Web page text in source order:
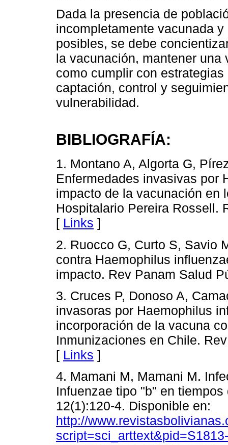
Dada la presencia de
incompletamente vacunada
posibles, se debe
la vacunación, mantener
como cumplir con
captación, control y
vulnerabilidad.
BIBLIOGRAFÍA:
1. Montano A, Algorta G,
Enfermedades invasivas por
impacto de la vacunación en
Hospitalario Pereira Rossell.
[ Links ]
2. Ruocco G, Curto S, Savio
contra Haemophilus
impacto. Rev Panam Salud
3. Cruces P, Donoso A,
invasoras por Haemophilus
incorporación de la vacuna
Inmunizaciones en Chile.
[ Links ]
4. Mamani M, Mamani M.
Infuenzae tipo "b" en
12(1):120-4. Disponible en:
http://